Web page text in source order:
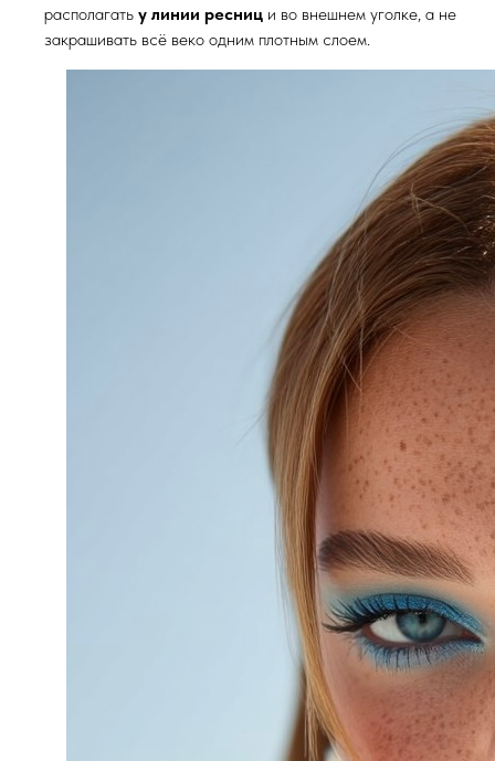
располагать у линии ресниц и во внешнем уголке, а не
закрашивать всё веко одним плотным слоем.